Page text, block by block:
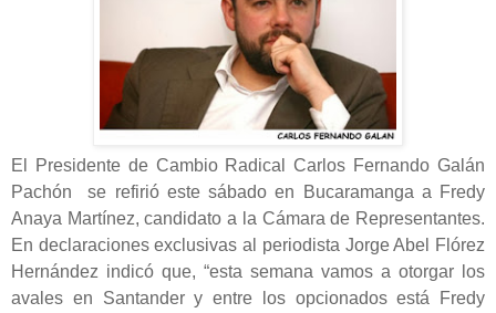
El Presidente de Cambio Radical Carlos Fernando Galán
Pachón se refirió este sábado en Bucaramanga a Fredy
Anaya Martínez, candidato a la Cámara de Representantes.
En declaraciones exclusivas al periodista Jorge Abel Flórez
Hernández indicó que, “esta semana vamos a otorgar los
avales en Santander y entre los opcionados está Fredy